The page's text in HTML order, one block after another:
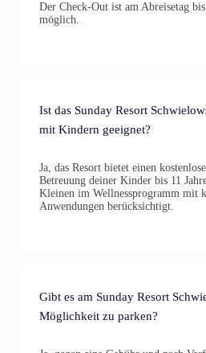
Der Check-Out ist am Abreisetag
möglich.
Ist das Sunday Resort
mit Kindern geeignet?
Ja, das Resort bietet einen
Betreuung deiner Kinder bis 11
Kleinen im Wellnessprogramm mit
Anwendungen berücksichtigt.
Gibt es am Sunday Resort
Möglichkeit zu parken?